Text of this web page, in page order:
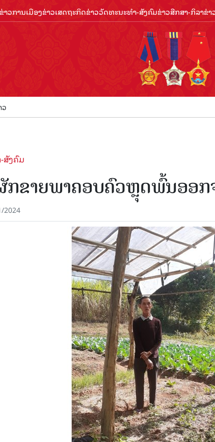
ຂ່າວການເມືອງຂ່າວເສດຖະກິດຂ່າວວັດທະນະທຳ-ສັງຄົມຂ່າວສືກສາ-ກິລາຂ່າ
ສັງຄົມ
ຂາຍພາຄອບຄົວຫຼຸດພົ້ນອອກ
2024